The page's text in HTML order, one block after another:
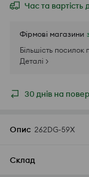
Час та вартість
Фірмові магазини
Більшість
Деталі >
30 днів на
Опис 262DG-59X
Склад